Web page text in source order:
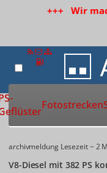
+++ Wir
Fotostrecken
archivmeldung Lesezeit ~ 2
V8-Diesel mit 382 PS